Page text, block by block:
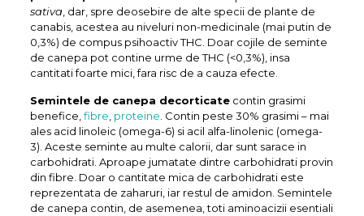
sativa, dar, spre deosebire de alte specii de plante de
canabis, acestea au niveluri non-medicinale (mai putin de
0,3%) de compus psihoactiv THC. Doar cojile de seminte
de canepa pot contine urme de THC (<0,3%), insa
cantitati foarte mici, fara risc de a cauza efecte.
Semintele de canepa decorticatecontin grasimi
benefice, fibre proteine . Contin peste 30% grasimi – mai
ales acid linoleic (omega-6) si acil alfa-linolenic (omega-
3). Aceste seminte au multe calorii, dar sunt sarace in
carbohidrati. Aproape jumatate dintre carbohidrati provin
din fibre. Doar o cantitate mica de carbohidrati este
reprezentata de zaharuri, iar restul de amidon. Semintele
de canepa contin, de asemenea, toti aminoacizii esentiali